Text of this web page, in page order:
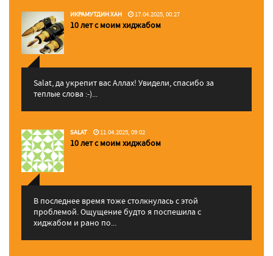
ИКРАМУТДИН ХАН 17.04.2025, 00:27
10 лет с моим хиджабом
Salat, да укрепит вас Аллаx! Увидели, спасибо за
теплые слова :-)...
SALAT 11.04.2025, 09:02
10 лет с моим хиджабом
В последнее время тоже столкнулась с этой
проблемой. Ощущение будто я поспешила с
хиджабом и рано по...